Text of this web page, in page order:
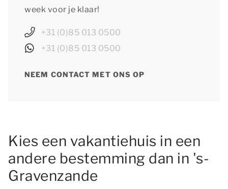
week voor je klaar!
+31 (0)85 013 0500
+31 (0)85 013 0500
NEEM CONTACT MET ONS OP
Kies een vakantiehuis in een
andere bestemming dan in 's-
Gravenzande